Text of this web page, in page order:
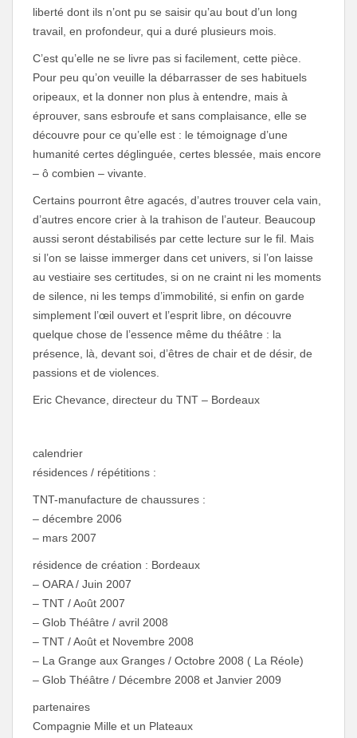
liberté dont ils n’ont pu se saisir qu’au bout d’un long
travail, en profondeur, qui a duré plusieurs mois.
C’est qu’elle ne se livre pas si facilement, cette pièce.
Pour peu qu’on veuille la débarrasser de ses habituels
oripeaux, et la donner non plus à entendre, mais à
éprouver, sans esbroufe et sans complaisance, elle se
découvre pour ce qu’elle est : le témoignage d’une
humanité certes déglinguée, certes blessée, mais encore
– ô combien – vivante.
Certains pourront être agacés, d’autres trouver cela vain,
d’autres encore crier à la trahison de l’auteur. Beaucoup
aussi seront déstabilisés par cette lecture sur le fil. Mais
si l’on se laisse immerger dans cet univers, si l’on laisse
au vestiaire ses certitudes, si on ne craint ni les moments
de silence, ni les temps d’immobilité, si enfin on garde
simplement l’œil ouvert et l’esprit libre, on découvre
quelque chose de l’essence même du théâtre : la
présence, là, devant soi, d’êtres de chair et de désir, de
passions et de violences.
Eric Chevance, directeur du TNT – Bordeaux
calendrier
résidences / répétitions :
TNT-manufacture de chaussures :
– décembre 2006
– mars 2007
résidence de création : Bordeaux
– OARA / Juin 2007
– TNT / Août 2007
– Glob Théâtre / avril 2008
– TNT / Août et Novembre 2008
– La Grange aux Granges / Octobre 2008 ( La Réole)
– Glob Théâtre / Décembre 2008 et Janvier 2009
partenaires
Compagnie Mille et un Plateaux